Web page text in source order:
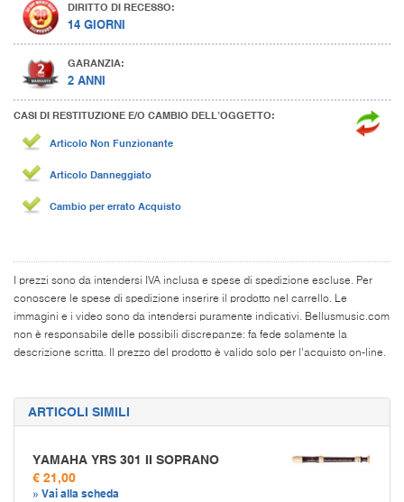
DIRITTO DI RECESSO:
14 GIORNI
GARANZIA:
2 ANNI
CASI DI RESTITUZIONE E/O CAMBIO DELL’OGGETTO:
Articolo Non Funzionante
Articolo Danneggiato
Cambio per errato Acquisto
I prezzi sono da intendersi IVA inclusa e spese di spedizione escluse. Per
conoscere le spese di spedizione inserire il prodotto nel carrello. Le
immagini e i video sono da intendersi puramente indicativi. Bellusmusic.com
non è responsabile delle possibili discrepanze: fa fede solamente la
descrizione scritta. Il prezzo del prodotto è valido solo per l'acquisto on-line.
ARTICOLI SIMILI
YAMAHA YRS 301 II SOPRANO
€ 21,00
» Vai alla scheda